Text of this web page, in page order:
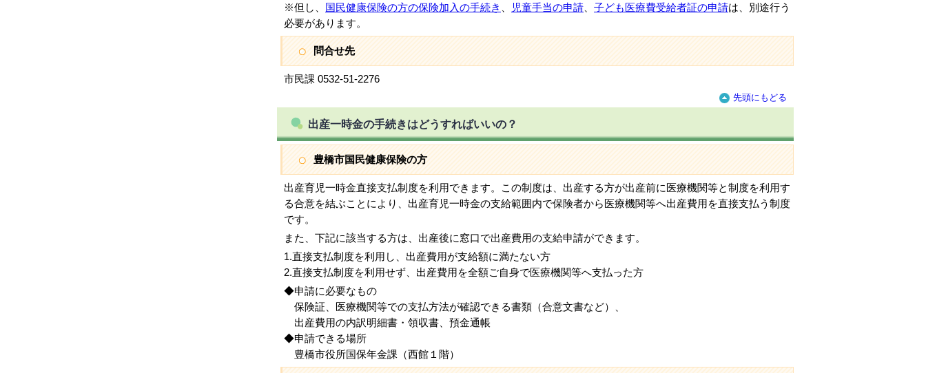
※但し、 国民健康保険の方の保険加入の手続き 児童手当の申請 子ども医療費受給者証の申請は、別途行う
必要があります。
問合せ先
市民課 0532-51-2276
先頭にもどる
出産一時金の手続きはどうすればいいの？
豊橋市国民健康保険の方
出産育児一時金直接支払制度を利用できます。この制度は、出産する方が出産前に医療機関等と制度を利用す
る合意を結ぶことにより、出産育児一時金の支給範囲内で保険者から医療機関等へ出産費用を直接支払う制度
です。
また、下記に該当する方は、出産後に窓口で出産費用の支給申請ができます。
1.直接支払制度を利用し、出産費用が支給額に満たない方
2.直接支払制度を利用せず、出産費用を全額ご自身で医療機関等へ支払った方
◆申請に必要なもの
保険証、医療機関等での支払方法が確認できる書類（合意文書など）、
出産費用の内訳明細書・領収書、預金通帳
◆申請できる場所
豊橋市役所国保年金課（西館１階）